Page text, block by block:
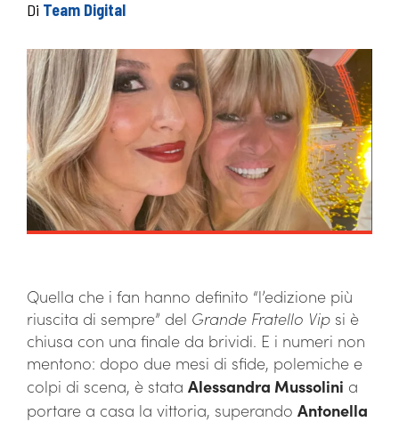
Di Team Digital
Quella che i fan hanno definito “l’edizione più
riuscita di sempre” del Grande Fratello Vip si è
chiusa con una finale da brividi. E i numeri non
mentono: dopo due mesi di sfide, polemiche e
colpi di scena, è stata Alessandra Mussolini a
portare a casa la vittoria, superando Antonella